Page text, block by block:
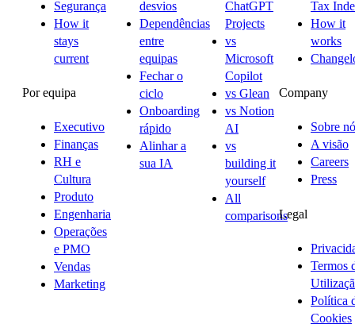
Segurança
How it
stays
current
Por equipa
Executivo
Finanças
RH e
Cultura
Produto
Engenharia
Operações
e PMO
Vendas
Marketing
desvios
Dependências
entre
equipas
Fechar o
ciclo
Onboarding
rápido
Alinhar a
sua IA
ChatGPT
Projects
vs
Microsoft
Copilot
vs Glean
vs Notion
AI
vs
building it
yourself
All
comparisons
Tax
How it
works
Company
Sobre
A visão
Careers
Press
Legal
Termos
Política
Cookies